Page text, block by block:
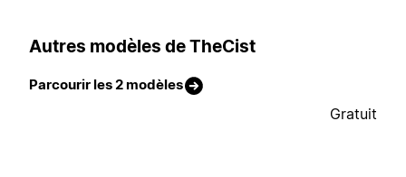
Autres modèles de TheCist
Parcourir les 2 modèles
Gratuit